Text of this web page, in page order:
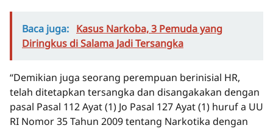
Baca juga: Kasus Narkoba, 3 Pemuda yang
Diringkus di Salama Jadi Tersangka
“Demikian juga seorang perempuan berinisial HR,
telah ditetapkan tersangka dan disangakakan dengan
pasal Pasal 112 Ayat (1) Jo Pasal 127 Ayat (1) huruf a UU
RI Nomor 35 Tahun 2009 tentang Narkotika dengan